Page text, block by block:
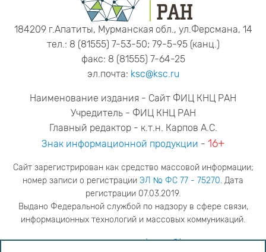
184209 г.Апатиты, Мурманская обл., ул.Ферсмана, 14
тел.: 8 (81555) 7-53-50; 79-5-95 (канц.)
факс: 8 (81555) 7-64-25
эл.почта: ksc@ksc.ru
Наименование издания - Сайт ФИЦ КНЦ РАН
Учредитель - ФИЦ КНЦ РАН
Главный редактор - к.т.н. Карпов А.С.
Знак информационной продукции - 16+
Сайт зарегистрирован как средство массовой информации;
номер записи о регистрации ЭЛ № ФС 77 - 75270. Дата
регистрации 07.03.2019.
Выдано Федеральной службой по надзору в сфере связи,
информационных технологий и массовых коммуникаций.
адрес редакцииya.stogova@ksc.ru